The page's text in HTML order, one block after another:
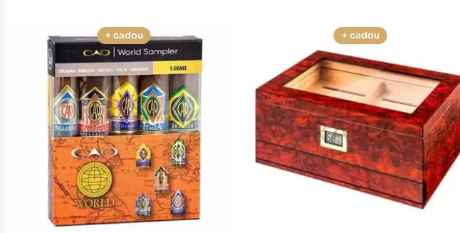
+ cadou + cadou